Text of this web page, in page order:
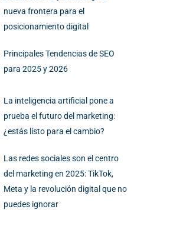
nueva frontera para el
posicionamiento digital
Principales Tendencias de SEO
para 2025 y 2026
La inteligencia artificial pone a
prueba el futuro del marketing:
¿estás listo para el cambio?
Las redes sociales son el centro
del marketing en 2025: TikTok,
Meta y la revolución digital que no
puedes ignorar